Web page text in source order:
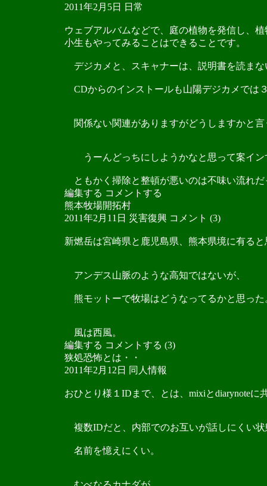
2011年2月5日 日常
ウェブアルバムなどで、庭の植物を発信し、
小生もやってみることはできることです。
デジカメと、スキャナーは、説明書を読ま
CDからのインストールも山陽デジカメでは
関係ない関連がありますがどうしますかと言
うーんどっちにしようかなと思って案イン
ともかく掃除と整頓が悪いのは不味い流れだ
編集する コメントする
熊本牧場開拓村
2011年2月11日 災害復興 コメント (3)
新燃岳は宮崎県と鹿児島県、熊本県境に有ると
アンデス山脈のような高知ではないが、
熊モットーで牧場はどうなってるかと思った
風は西風。
編集する コメントする (3)
狭処恐怖とは・・
2011年2月12日 同人情報
おひとり様１IDまで、とは、mixiとdiarynoteに
複数IDだと、内部でのお互いが話しにくい状
名前を憶えにくい。